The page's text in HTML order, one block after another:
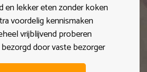
en lekker eten zonder koken
voordelig kennismaken
vrijblijvend proberen
door vaste bezorger